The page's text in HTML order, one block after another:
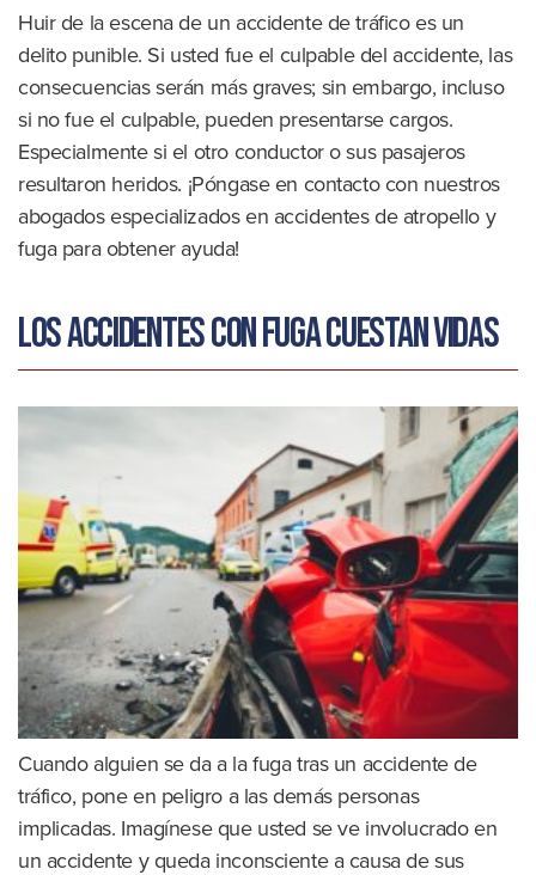
Huir de la escena de un accidente de tráfico es un
delito punible. Si usted fue el culpable del accidente, las
consecuencias serán más graves; sin embargo, incluso
si no fue el culpable, pueden presentarse cargos.
Especialmente si el otro conductor o sus pasajeros
resultaron heridos. ¡Póngase en contacto con nuestros
abogados especializados en accidentes de atropello y
fuga para obtener ayuda!
Los accidentes con fuga cuestan vidas
Cuando alguien se da a la fuga tras un accidente de
tráfico, pone en peligro a las demás personas
implicadas. Imagínese que usted se ve involucrado en
un accidente y queda inconsciente a causa de sus